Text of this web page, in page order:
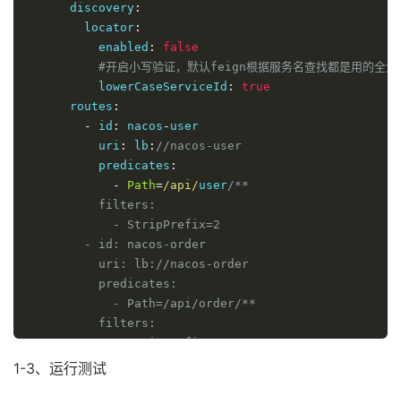
      discovery
:
        locator
:
          enabled
:
false
#开启小写验证，默认feign根据服务名查找都是用的全大
          lowerCaseServiceId
:
true
      routes
:
-
id : nacos - user
          uri
: lb : //nacos-user
          predicates
:
-
Path=/api/user/**
          filters:
            - StripPrefix=2
        - id: nacos-order
          uri: lb://nacos-order
          predicates:
            - Path=/api/order/**
          filters:
            - StripPrefix=2
1-3、运行测试